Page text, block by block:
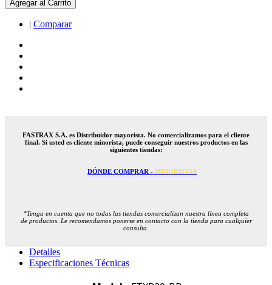
Agregar al Carrito
| Comparar
FASTRAX S.A. es Distribuidor mayorista. No comercializamos para el cliente
final. Si usted es cliente minorista, puede conseguir nuestros productos en las
siguientes tiendas:
DÓNDE COMPRAR - MINORISTAS
*Tenga en cuenta que no todas las tiendas comercializan nuestra línea completa
de productos. Le recomendamos ponerse en contacto con la tienda para cualquier
consulta.
Detalles
Especificaciones Técnicas